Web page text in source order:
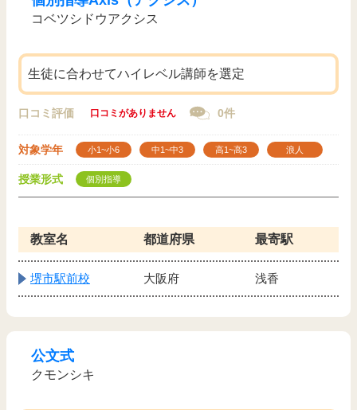
コベツシドウアクシス
生徒に合わせてハイレベル講師を選定
口コミ評価 口コミがありません 0件
対象学年 小1~小6 中1~中3 高1~高3 浪人
授業形式 個別指導
教室名 都道府県 最寄駅
堺市駅前校 大阪府 浅香
公文式
クモンシキ